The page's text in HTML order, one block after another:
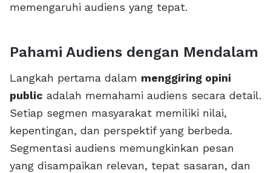
memengaruhi audiens yang tepat.
Pahami Audiens dengan Mendalam
Langkah pertama dalam menggiring opini
public adalah memahami audiens secara detail.
Setiap segmen masyarakat memiliki nilai,
kepentingan, dan perspektif yang berbeda.
Segmentasi audiens memungkinkan pesan
yang disampaikan relevan, tepat sasaran, dan